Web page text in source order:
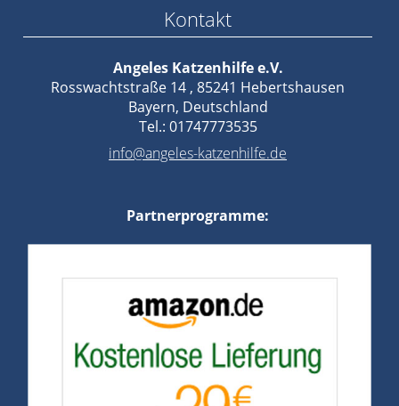
Kontakt
Angeles Katzenhilfe e.V.
Rosswachtstraße 14 , 85241 Hebertshausen
Bayern, Deutschland
Tel.: 01747773535
info@angeles-katzenhilfe.de
Partnerprogramme: